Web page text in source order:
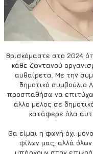
Βρισκόμαστε στο 2024
κάθε ζωντανού
αυθαίρετα. Με την
δημοτικό συμβούλιο
προσπαθήσω να
άλλο μέλος σε
κατάφερε όλα
Θα είμαι η φωνή όχι
φίλων μας, αλλά